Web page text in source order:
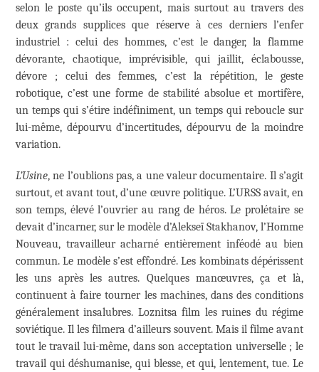
selon le poste qu’ils occupent, mais surtout au travers des
deux grands supplices que réserve à ces derniers l’enfer
industriel : celui des hommes, c’est le danger, la flamme
dévorante, chaotique, imprévisible, qui jaillit, éclabousse,
dévore ; celui des femmes, c’est la répétition, le geste
robotique, c’est une forme de stabilité absolue et mortifère,
un temps qui s’étire indéfiniment, un temps qui reboucle sur
lui-même, dépourvu d’incertitudes, dépourvu de la moindre
variation.
L’Usine, ne l’oublions pas, a une valeur documentaire. Il s’agit
surtout, et avant tout, d’une œuvre politique. L’URSS avait, en
son temps, élevé l’ouvrier au rang de héros. Le prolétaire se
devait d’incarner, sur le modèle d’Alekseï Stakhanov, l’Homme
Nouveau, travailleur acharné entièrement inféodé au bien
commun. Le modèle s’est effondré. Les kombinats dépérissent
les uns après les autres. Quelques manœuvres, ça et là,
continuent à faire tourner les machines, dans des conditions
généralement insalubres. Loznitsa film les ruines du régime
soviétique. Il les filmera d’ailleurs souvent. Mais il filme avant
tout le travail lui-même, dans son acceptation universelle ; le
travail qui déshumanise, qui blesse, et qui, lentement, tue. Le